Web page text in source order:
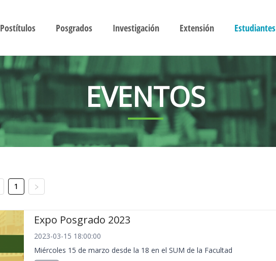
Postítulos Posgrados Investigación Extensión Estudiantes
EVENTOS
1
Expo Posgrado 2023
2023-03-15 18:00:00
Miércoles 15 de marzo desde la 18 en el SUM de la Facultad